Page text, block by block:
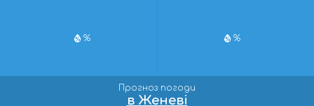
% %
Прогноз погоди
в Женеві